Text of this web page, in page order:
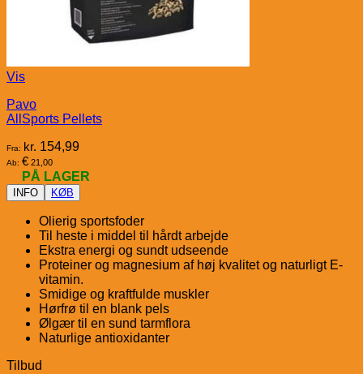
Vis
Pavo
AllSports Pellets
Fra: kr. 154,99
Ab: € 21,00
PÅ LAGER
INFO KØB
Olierig sportsfoder
Til heste i middel til hårdt arbejde
Ekstra energi og sundt udseende
Proteiner og magnesium af høj kvalitet og naturligt E-
vitamin.
Smidige og kraftfulde muskler
Hørfrø til en blank pels
Ølgær til en sund tarmflora
Naturlige antioxidanter
Tilbud